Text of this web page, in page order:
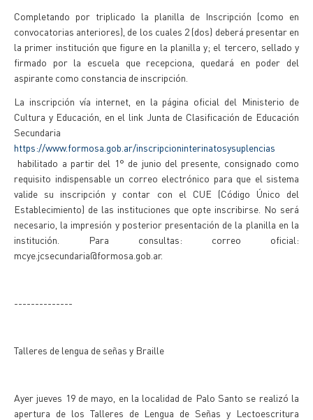
Completando por triplicado la planilla de Inscripción (como en
convocatorias anteriores), de los cuales 2 (dos) deberá presentar en
la primer institución que figure en la planilla y; el tercero, sellado y
firmado por la escuela que recepciona, quedará en poder del
aspirante como constancia de inscripción.
La inscripción vía internet, en la página oficial del Ministerio de
Cultura y Educación, en el link Junta de Clasificación de Educación
Secundaria
https://www.formosa.gob.ar/inscripcioninterinatosysuplencias
habilitado a partir del 1° de junio del presente, consignado como
requisito indispensable un correo electrónico para que el sistema
valide su inscripción y contar con el CUE (Código Único del
Establecimiento) de las instituciones que opte inscribirse. No será
necesario, la impresión y posterior presentación de la planilla en la
institución. Para consultas: correo oficial:
mcye.jcsecundaria@formosa.gob.ar.
--------------
Talleres de lengua de señas y Braille
Ayer jueves 19 de mayo, en la localidad de Palo Santo se realizó la
apertura de los Talleres de Lengua de Señas y Lectoescritura